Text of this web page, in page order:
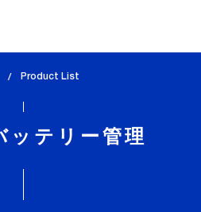
lem_current_page
Product List
ッテリー管理